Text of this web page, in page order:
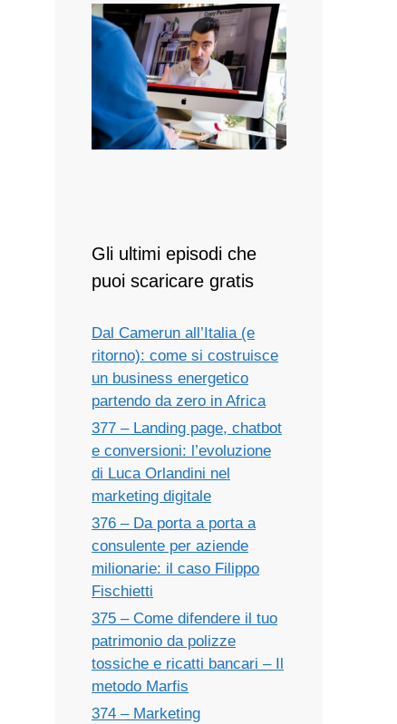
Gli ultimi episodi che
puoi scaricare gratis
Dal Camerun all’Italia (e
ritorno): come si costruisce
un business energetico
partendo da zero in Africa
377 – Landing page, chatbot
e conversioni: l’evoluzione
di Luca Orlandini nel
marketing digitale
376 – Da porta a porta a
consulente per aziende
milionarie: il caso Filippo
Fischietti
375 – Come difendere il tuo
patrimonio da polizze
tossiche e ricatti bancari – Il
metodo Marfis
374 – Marketing